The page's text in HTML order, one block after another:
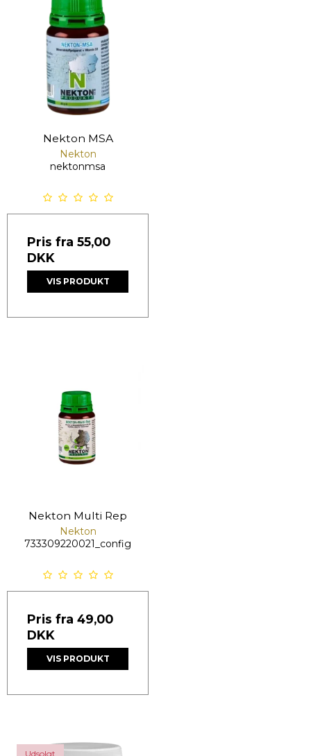
Nekton MSA
Nekton
nektonmsa
Pris fra 55,00
DKK
VIS PRODUKT
Nekton Multi Rep
Nekton
733309220021_config
Pris fra 49,00
DKK
VIS PRODUKT
Udsolgt